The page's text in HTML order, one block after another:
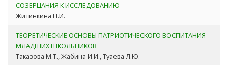
СОЗЕРЦАНИЯ К ИССЛЕДОВАНИЮ
Житинкина Н.И.
ТЕОРЕТИЧЕСКИЕ ОСНОВЫ ПАТРИОТИЧЕСКОГО ВОСПИТАНИЯ
МЛАДШИХ ШКОЛЬНИКОВ
Таказова М.Т., Жабина И.И., Туаева Л.Ю.